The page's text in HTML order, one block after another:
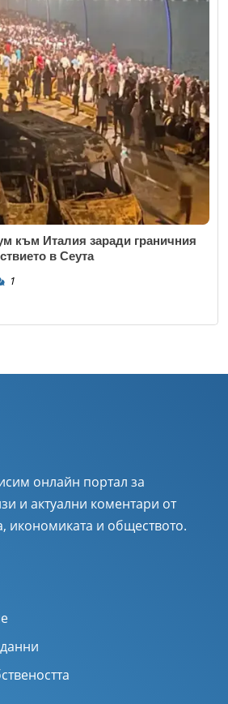
към Италия заради граничния
в Сеута
1
онлайн портал за
и актуални коментари от
икономиката и обществото.